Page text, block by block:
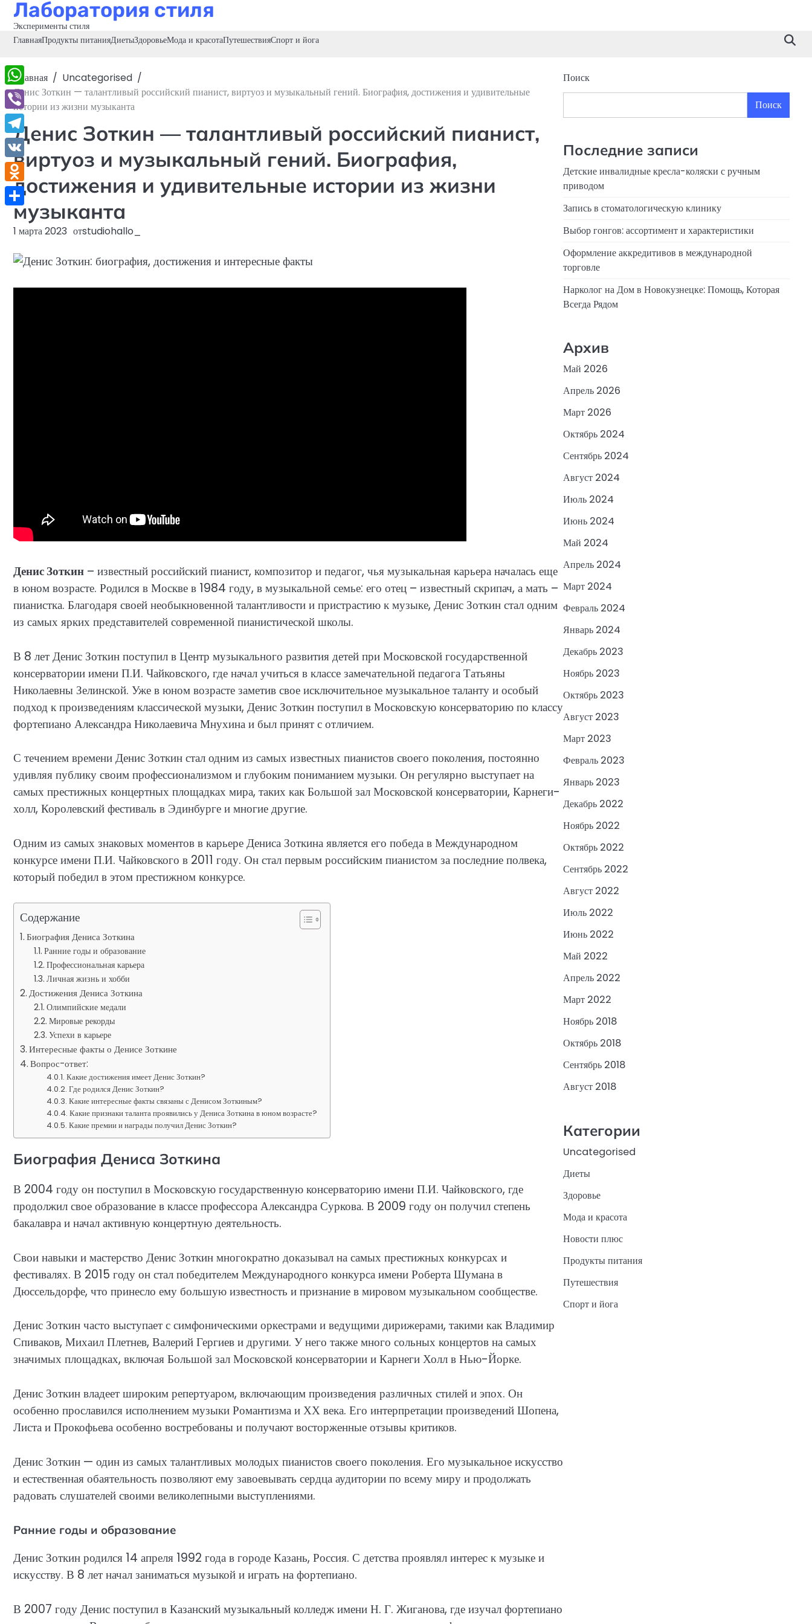
Перейти
содержимому
Лаборатория стиля
Эксперименты стиля
ГлавнаяПродукты питанияДиетыЗдоровьеМода и красотаПутешествияСпорт и йога
Главная
Uncategorised
Денис Зоткин — талантливый российский пианист, виртуоз и музыкальный гений. Биография, достижения и удивительные
истории из жизни музыканта
Денис Зоткин — талантливый российский пианист,
виртуоз и музыкальный гений. Биография,
достижения и удивительные истории из жизни
музыканта
1 марта 2023 отstudiohallo_
Денис Зоткин – известный российский пианист, композитор и педагог, чья музыкальная карьера началась еще
в юном возрасте. Родился в Москве в 1984 году, в музыкальной семье: его отец – известный скрипач, а мать –
пианистка. Благодаря своей необыкновенной талантливости и пристрастию к музыке, Денис Зоткин стал одним
из самых ярких представителей современной пианистической школы.
В 8 лет Денис Зоткин поступил в Центр музыкального развития детей при Московской государственной
консерватории имени П.И. Чайковского, где начал учиться в классе замечательной педагога Татьяны
Николаевны Зелинской. Уже в юном возрасте заметив свое исключительное музыкальное таланту и особый
подход к произведениям классической музыки, Денис Зоткин поступил в Московскую консерваторию по классу
фортепиано Александра Николаевича Мнухина и был принят с отличием.
С течением времени Денис Зоткин стал одним из самых известных пианистов своего поколения, постоянно
удивляя публику своим профессионализмом и глубоким пониманием музыки. Он регулярно выступает на
самых престижных концертных площадках мира, таких как Большой зал Московской консерватории, Карнеги-
холл, Королевский фестиваль в Эдинбурге и многие другие.
Одним из самых знаковых моментов в карьере Дениса Зоткина является его победа в Международном
конкурсе имени П.И. Чайковского в 2011 году. Он стал первым российским пианистом за последние полвека,
который победил в этом престижном конкурсе.
Содержание
Биография Дениса Зоткина
Ранние годы и образование
Профессиональная карьера
Личная жизнь и хобби
Достижения Дениса Зоткина
Олимпийские медали
Мировые рекорды
Успехи в карьере
Интересные факты о Денисе Зоткине
Вопрос-ответ:
Какие достижения имеет Денис Зоткин?
Где родился Денис Зоткин?
Какие интересные факты связаны с Денисом Зоткиным?
Какие признаки таланта проявились у Дениса Зоткина в юном возрасте?
Какие премии и награды получил Денис Зоткин?
Биография Дениса Зоткина
В 2004 году он поступил в Московскую государственную консерваторию имени П.И. Чайковского, где
продолжил свое образование в классе профессора Александра Суркова. В 2009 году он получил степень
бакалавра и начал активную концертную деятельность.
Свои навыки и мастерство Денис Зоткин многократно доказывал на самых престижных конкурсах и
фестивалях. В 2015 году он стал победителем Международного конкурса имени Роберта Шумана в
Дюссельдорфе, что принесло ему большую известность и признание в мировом музыкальном сообществе.
Денис Зоткин часто выступает с симфоническими оркестрами и ведущими дирижерами, такими как Владимир
Спиваков, Михаил Плетнев, Валерий Гергиев и другими. У него также много сольных концертов на самых
значимых площадках, включая Большой зал Московской консерватории и Карнеги Холл в Нью-Йорке.
Денис Зоткин владеет широким репертуаром, включающим произведения различных стилей и эпох. Он
особенно прославился исполнением музыки Романтизма и ХХ века. Его интерпретации произведений Шопена,
Листа и Прокофьева особенно востребованы и получают восторженные отзывы критиков.
Денис Зоткин — один из самых талантливых молодых пианистов своего поколения. Его музыкальное искусство
и естественная обаятельность позволяют ему завоевывать сердца аудитории по всему миру и продолжать
радовать слушателей своими великолепными выступлениями.
Ранние годы и образование
Денис Зоткин родился 14 апреля 1992 года в городе Казань, Россия. С детства проявлял интерес к музыке и
искусству. В 8 лет начал заниматься музыкой и играть на фортепиано.
В 2007 году Денис поступил в Казанский музыкальный колледж имени Н. Г. Жиганова, где изучал фортепиано
Поиск
Поиск
Последние записи
Детские инвалидные кресла-коляски с ручным
приводом
Запись в стоматологическую клинику
Выбор гонгов: ассортимент и характеристики
Оформление аккредитивов в международной
торговле
Нарколог на Дом в Новокузнецке: Помощь, Которая
Всегда Рядом
Архив
Май 2026
Апрель 2026
Март 2026
Октябрь 2024
Сентябрь 2024
Август 2024
Июль 2024
Июнь 2024
Май 2024
Апрель 2024
Март 2024
Февраль 2024
Январь 2024
Декабрь 2023
Ноябрь 2023
Октябрь 2023
Август 2023
Март 2023
Февраль 2023
Январь 2023
Декабрь 2022
Ноябрь 2022
Октябрь 2022
Сентябрь 2022
Август 2022
Июль 2022
Июнь 2022
Май 2022
Апрель 2022
Март 2022
Ноябрь 2018
Октябрь 2018
Сентябрь 2018
Август 2018
Категории
Uncategorised
Диеты
Здоровье
Мода и красота
Новости плюс
Продукты питания
Путешествия
Спорт и йога
WhatsApp
Viber
Telegram
VK
Odnoklassniki
Отправить